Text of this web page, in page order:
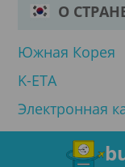
О
Южная Корея
K-ETA
Электронная